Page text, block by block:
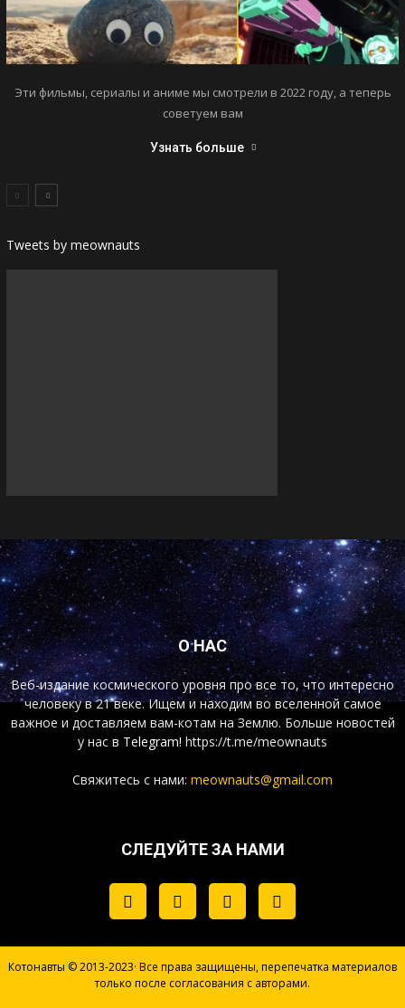
Эти фильмы, сериалы и аниме мы смотрели в 2022 году, а теперь
советуем вам
Узнать больше
Tweets by meownauts
О НАС
Веб-издание космического уровня про все то, что интересно
человеку в 21 веке. Ищем и находим во вселенной самое
важное и доставляем вам-котам на Землю. Больше новостей
у нас в Telegram! https://t.me/meownauts
Свяжитесь с нами: meownauts@gmail.com
СЛЕДУЙТЕ ЗА НАМИ
Котонавты © 2013-2023· Все права защищены, перепечатка материалов
только после согласования с авторами.